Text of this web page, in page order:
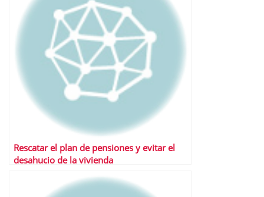
Rescatar el plan de pensiones y evitar el
desahucio de la vivienda